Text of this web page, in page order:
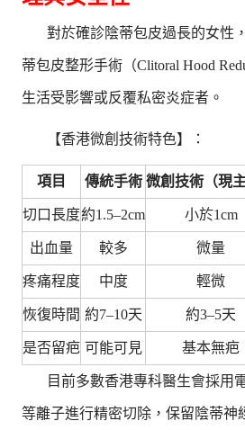
對於確診陰蒂包皮過長的女性
蒂包皮整形手術（Clitoral Hood
生活受影響或反覆私密炎症者。
【香港微創技術特色】：
項目 傳統手術 微創技術（現主
切口長度約1.5–2cm 小於1cm
出血量 較多 微量
疼痛程度 中度 輕微
恢復時間 約7–10天 約3–5天
是否留疤 可能可見 基本無疤
目前多數香港專科醫生會採用
等離子進行精密切除，保留陰蒂神